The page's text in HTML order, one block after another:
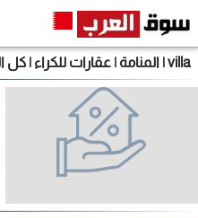
villa | المنامة | عقارات للكراء | كل البحرين